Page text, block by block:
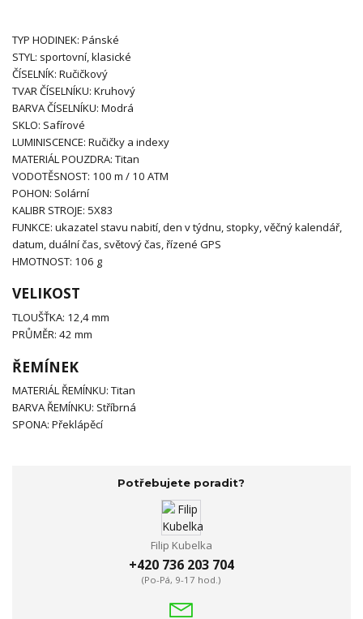
TYP HODINEK: Pánské
STYL: sportovní, klasické
ČÍSELNÍK: Ručičkový
TVAR ČÍSELNÍKU: Kruhový
BARVA ČÍSELNÍKU: Modrá
SKLO: Safírové
LUMINISCENCE: Ručičky a indexy
MATERIÁL POUZDRA: Titan
VODOTĚSNOST: 100 m / 10 ATM
POHON: Solární
KALIBR STROJE: 5X83
FUNKCE: ukazatel stavu nabití, den v týdnu, stopky, věčný kalendář,
datum, duální čas, světový čas, řízené GPS
HMOTNOST: 106 g
VELIKOST
TLOUŠŤKA: 12,4 mm
PRŮMĚR: 42 mm
ŘEMÍNEK
MATERIÁL ŘEMÍNKU: Titan
BARVA ŘEMÍNKU: Stříbrná
SPONA: Překlápěcí
Potřebujete poradit?
Filip Kubelka
+420 736 203 704
(Po-Pá, 9-17 hod.)